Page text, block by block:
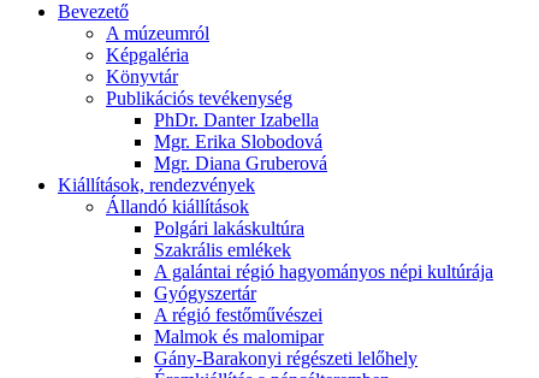
Bevezető
A múzeumról
Képgaléria
Könyvtár
Publikációs tevékenység
PhDr. Danter Izabella
Mgr. Erika Slobodová
Mgr. Diana Gruberová
Kiállítások, rendezvények
Állandó kiállítások
Polgári lakáskultúra
Szakrális emlékek
A galántai régió hagyományos népi kultúrája
Gyógyszertár
A régió festőművészei
Malmok és malomipar
Gány-Barakonyi régészeti lelőhely